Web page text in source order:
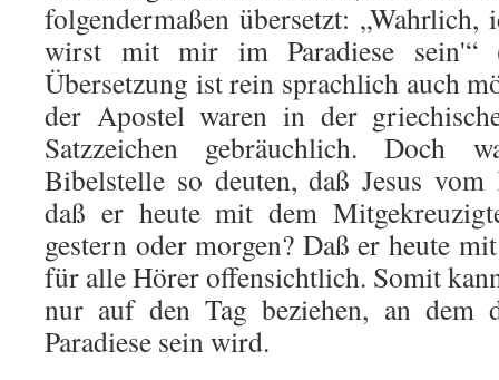
folgendermaßen übersetzt: „Wahrlich,
wirst mit mir im Paradiese sein'“
Übersetzung ist rein sprachlich auch
der Apostel waren in der
Satzzeichen gebräuchlich. Doch
Bibelstelle so deuten, daß Jesus
daß er heute mit dem
gestern oder morgen? Daß er heute
für alle Hörer offensichtlich. Somit
nur auf den Tag beziehen, an dem
Paradiese sein wird.